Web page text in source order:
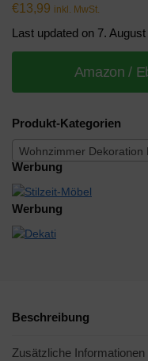
€13,99 inkl. MwSt.
Last updated on 7.
Amazon /
Produkt-Kategorien
Wohnzimmer
Werbung
Werbung
Beschreibung
Zusätzliche Informationen